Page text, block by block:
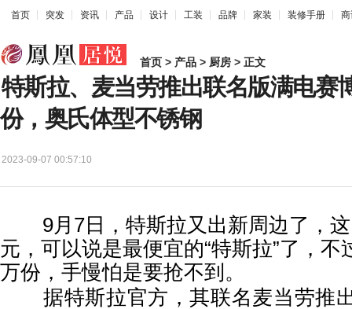
首页 突发 资讯 产品 设计 工装 品牌 家装 装修手册
首页 > 产品 > 厨房 > 正文
特斯拉、麦当劳推出联名版满电赛
份，奥氏体型不锈钢
2023-09-07 00:57:10
9月7日，特斯拉又出新周边了，这
元，可以说是最便宜的“特斯拉”了，不
万份，手慢怕是要抢不到。
据特斯拉官方，其联名麦当劳推